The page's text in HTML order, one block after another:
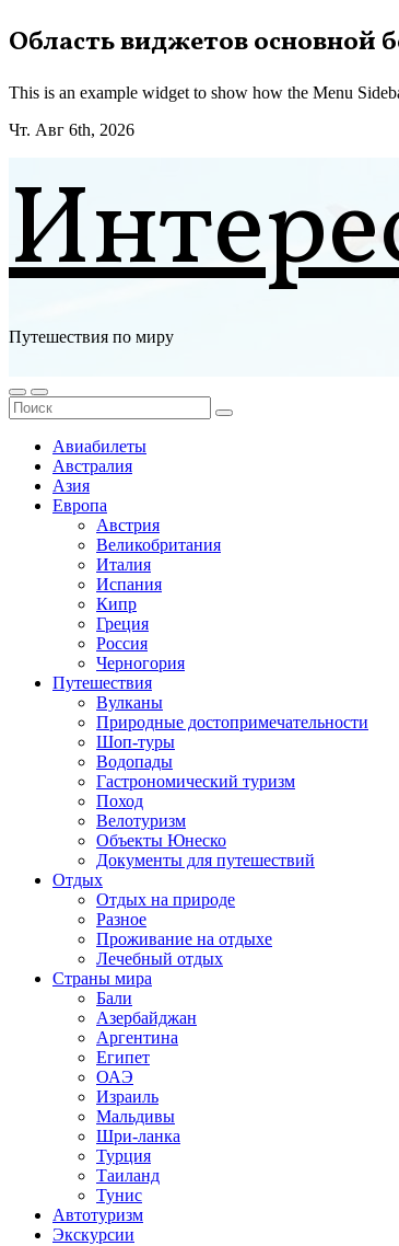
Перейти
к
Область виджетов основной
This is an example widget to show how the Menu
Чт. Авг 6th, 2026
Путешествия по миру
Авиабилеты
Австралия
Азия
Европа
Австрия
Великобритания
Италия
Испания
Кипр
Греция
Россия
Черногория
Путешествия
Вулканы
Природные достопримечательности
Шоп-туры
Водопады
Гастрономический туризм
Поход
Велотуризм
Объекты Юнеско
Документы для путешествий
Отдых
Отдых на природе
Разное
Проживание на отдыхе
Лечебный отдых
Страны мира
Бали
Азербайджан
Аргентина
Египет
ОАЭ
Израиль
Мальдивы
Шри-ланка
Турция
Таиланд
Тунис
Автотуризм
Экскурсии